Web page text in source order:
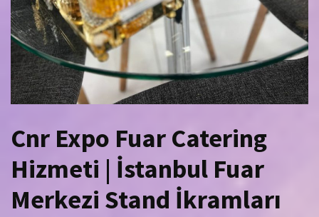
Cnr Expo Fuar Catering
Hizmeti | İstanbul Fuar
Merkezi Stand İkramları